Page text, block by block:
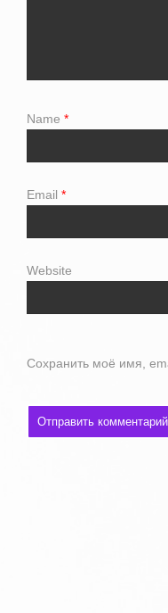
Name *
Email *
Website
Сохранить моё имя,